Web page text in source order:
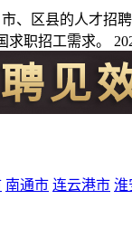
、区县的人才
职招工需求。
南通市 连云港市 淮